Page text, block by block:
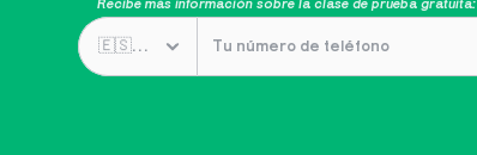
Recibe más información sobre la clase de prueba gratuita: